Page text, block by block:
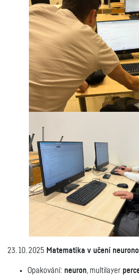
23. 10. 2025 Matematika v učení
Opakování: neuron , multilayer